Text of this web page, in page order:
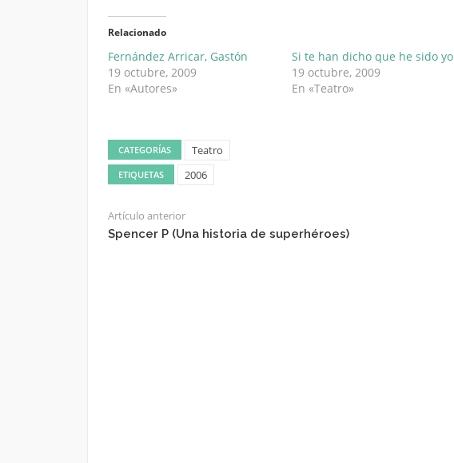
Relacionado
Fernández Arricar, Gastón
19 octubre, 2009
En «Autores»
Si te han dicho que he sido yo
19 octubre, 2009
En «Teatro»
CATEGORÍAS Teatro
ETIQUETAS 2006
Artículo anterior
Spencer P (Una historia de superhéroes)